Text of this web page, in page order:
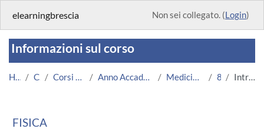
elearningbrescia Non sei collegato. (Login)
Informazioni sul corso
Home Corsi Corsi Istituzionali Anno Accademico 2013/2014 Medicina e Chirurgia 862 Introduzione
FISICA